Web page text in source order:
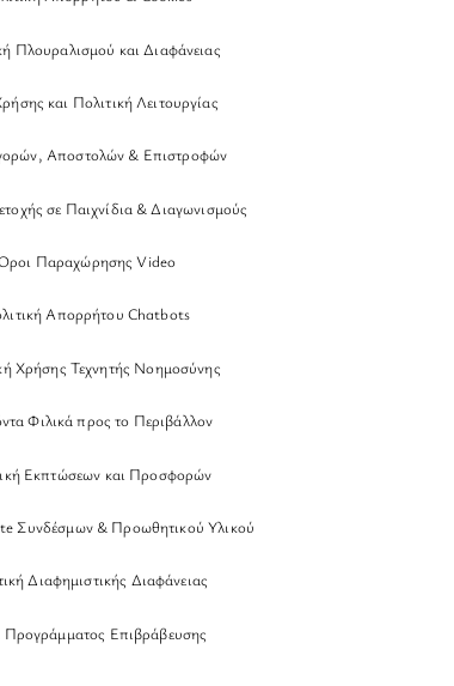
Πλουραλισμού και Διαφάνειας
και Πολιτική Λειτουργίας
Αποστολών & Επιστροφών
σε Παιχνίδια & Διαγωνισμούς
Παραχώρησης Video
Απορρήτου Chatbots
Χρήσης Τεχνητής Νοημοσύνης
Φιλικά προς το Περιβάλλον
Εκπτώσεων και Προσφορών
Συνδέσμων & Προωθητικού Υλικού
Διαφημιστικής Διαφάνειας
Επιβράβευσης